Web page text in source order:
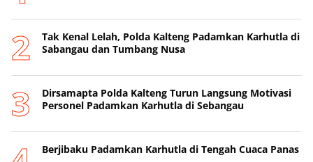
Tak Kenal Lelah, Polda Kalteng Padamkan Karhutla di
Sabangau dan Tumbang Nusa
Dirsamapta Polda Kalteng Turun Langsung Motivasi
Personel Padamkan Karhutla di Sebangau
Berjibaku Padamkan Karhutla di Tengah Cuaca Panas